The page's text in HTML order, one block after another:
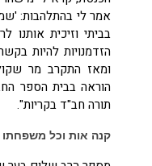
אמר לי בהתלהבות:
בביתי וזיכית
הזדמנויות להיות
ומאז התקרב מר
הוראה בבית הספר
תורה חב"ד בקריות".
קנה אות וכל